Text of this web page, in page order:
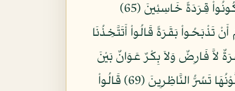
اللَّهِ عَلَيْكُمْ وَرَحْمَتُهُ لَكُنتُم مِّنَ الْخَاسِرِينَ (64) وَلَقَدْ عَلِمْتُمُ الَّذِينَ اعْتَدَواْ مِنكُمْ فِي السَّبْتِ فَقُلْنَا لَهُمْ كُونُواْ قِرَدَةً خَاسِئِينَ (65)
لِقَوْمِهِ إِنَّ اللّهَ يَأْمُرُكُمْ أَنْ تَذْبَحُواْ بَقَرَةً قَالُواْ أَتَتَّخِذُنَا
يَقُولُ إِنَّهَا بَقَرَةٌ لاَّ فَارِضٌ وَلاَ بِكْرٌ عَوَانٌ بَيْنَ
ذَلِكَ فَافْعَلُواْ مَا تُؤْمَرونَ (68) قَالُواْ ادْعُ لَنَا رَبَّكَ يُبَيِّن لَّنَا مَا لَوْنُهَا قَالَ إِنَّهُ يَقُولُ إِنّهَا بَقَرَةٌ صَفْرَاء فَاقِعٌ لَّوْنُهَا تَسُرُّ النَّاظِرِينَ (69) قَالُواْ